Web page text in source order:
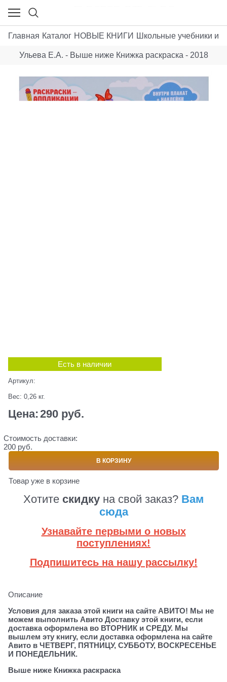
Главная Каталог НОВЫЕ КНИГИ Школьные учебники и
Ульева Е.А. - Выше ниже Книжка раскраска - 2018
Есть в наличии
Артикул:
Вес: 0,26 кг.
Цена:290 руб.
Стоимость доставки:
200 руб.
В КОРЗИНУ
Товар уже в корзине
Хотите скидку на свой заказ? Вам
сюда
Узнавайте первыми о новых
поступлениях!
Подпишитесь на нашу рассылку!
Описание
Условия для заказа этой книги на сайте АВИТО! Мы не
можем выполнить Авито Доставку этой книги, если
доставка оформлена во ВТОРНИК и СРЕДУ. Мы
вышлем эту книгу, если доставка оформлена на сайте
Авито в ЧЕТВЕРГ, ПЯТНИЦУ, СУББОТУ, ВОСКРЕСЕНЬЕ
И ПОНЕДЕЛЬНИК.
Выше ниже Книжка раскраска